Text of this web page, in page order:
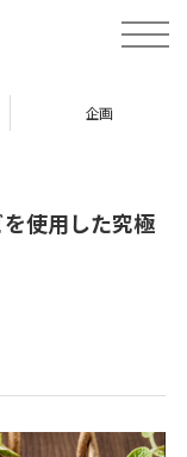
toggle
企画
使用した究極